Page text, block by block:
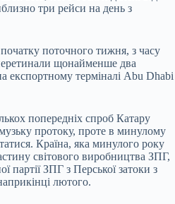
три рейси на день з
поточного тижня, з часу
щонайменше два
експортному терміналі Abu Dhabi
попередніх спроб Катару
протоку, проте в минулому
Країна, яка минулого року
світового виробництва ЗПГ,
партії ЗПГ з Перської затоки з
лютого.